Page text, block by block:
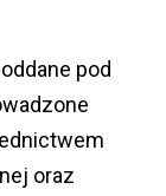
pod
oraz